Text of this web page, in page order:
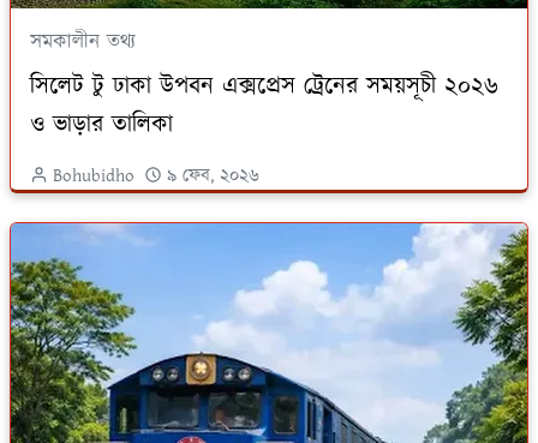
সমকালীন তথ্য
সিলেট টু ঢাকা উপবন এক্সপ্রেস ট্রেনের সময়সূচী ২০২৬
ও ভাড়ার তালিকা
Bohubidho ৯ ফেব, ২০২৬